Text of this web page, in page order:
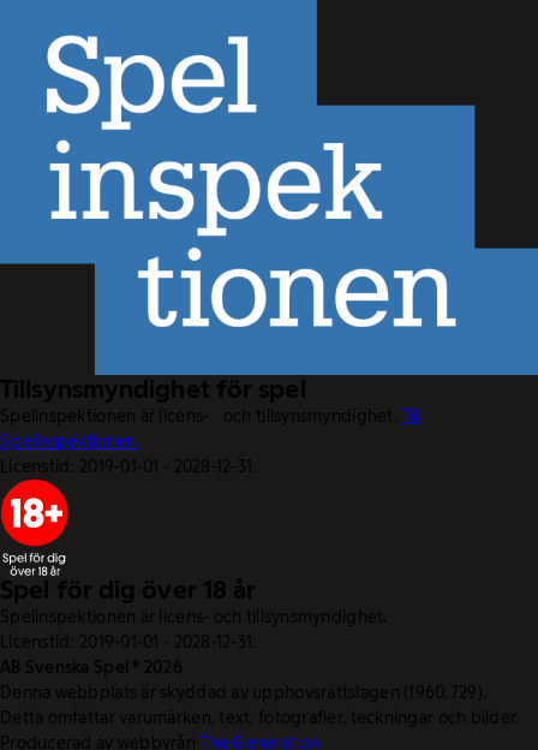
Tillsynsmyndighet för spel
Spelinspektionen är licens- och tillsynsmyndighet.Till
Spelinspektionen.
Licenstid: 2019-01-01 - 2028-12-31.
Spel för dig över 18 år
Spelinspektionen är licens- och tillsynsmyndighet.
Licenstid: 2019-01-01 - 2028-12-31.
AB Svenska Spel © 2026
Denna webbplats är skyddad av upphovsrättslagen (1960:729).
Detta omfattar varumärken, text, fotografier, teckningar och bilder.
Producerad av webbyrånThe Generation